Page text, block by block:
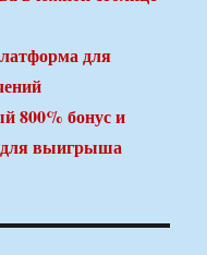
для
800% бонус и
для выигрыша